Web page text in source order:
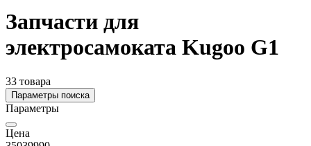
Запчасти для
электросамоката Kugoo G1
33 товара
Параметры поиска
Параметры
Цена